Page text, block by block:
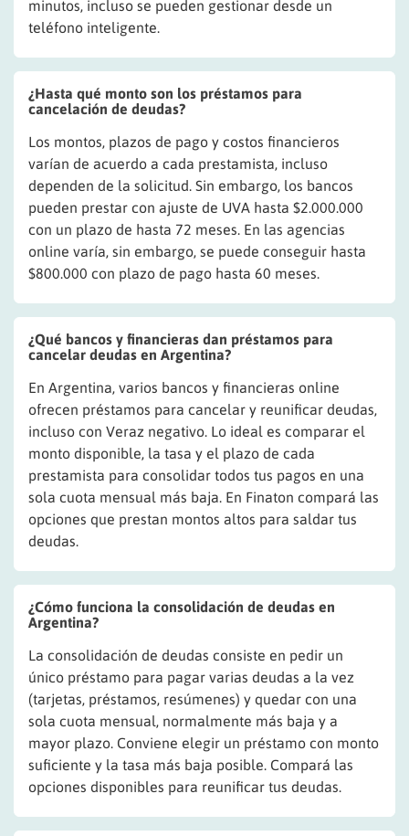
minutos, incluso se pueden gestionar desde un
teléfono inteligente.
¿Hasta qué monto son los préstamos para
cancelación de deudas?
Los montos, plazos de pago y costos financieros
varían de acuerdo a cada prestamista, incluso
dependen de la solicitud. Sin embargo, los bancos
pueden prestar con ajuste de UVA hasta $2.000.000
con un plazo de hasta 72 meses. En las agencias
online varía, sin embargo, se puede conseguir hasta
$800.000 con plazo de pago hasta 60 meses.
¿Qué bancos y financieras dan préstamos para
cancelar deudas en Argentina?
En Argentina, varios bancos y financieras online
ofrecen préstamos para cancelar y reunificar deudas,
incluso con Veraz negativo. Lo ideal es comparar el
monto disponible, la tasa y el plazo de cada
prestamista para consolidar todos tus pagos en una
sola cuota mensual más baja. En Finaton compará las
opciones que prestan montos altos para saldar tus
deudas.
¿Cómo funciona la consolidación de deudas en
Argentina?
La consolidación de deudas consiste en pedir un
único préstamo para pagar varias deudas a la vez
(tarjetas, préstamos, resúmenes) y quedar con una
sola cuota mensual, normalmente más baja y a
mayor plazo. Conviene elegir un préstamo con monto
suficiente y la tasa más baja posible. Compará las
opciones disponibles para reunificar tus deudas.